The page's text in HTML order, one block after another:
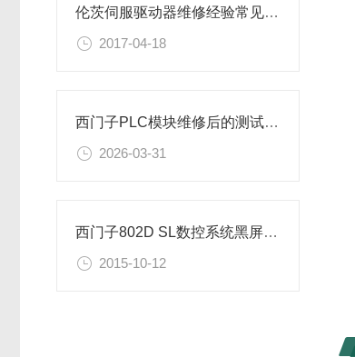
伦茨伺服驱动器维修经验常见故障探讨
2017-04-18
西门子PLC模块维修后的测试与验证
2026-03-31
西门子802D SL数控系统黑屏维修分析
2015-10-12